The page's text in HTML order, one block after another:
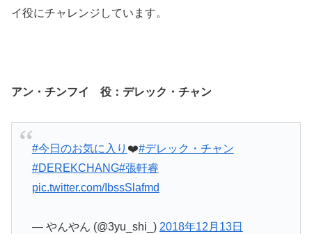
イ役にチャレンジしています。
アン・チンフイ 役：デレック・チャン
#今日のお気に入り ❤️#デレック・チャン
#DEREKCHANG#張軒睿
pic.twitter.com/IbssSlafmd
— やんやん (@3yu_shi_) 2018年12月13日